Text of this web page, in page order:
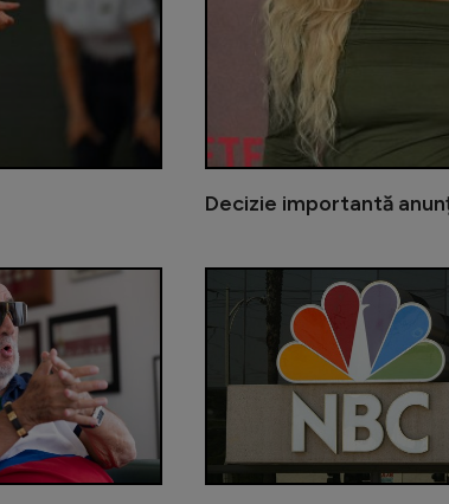
Decizie importantă
Emma Răducanu nu va participa